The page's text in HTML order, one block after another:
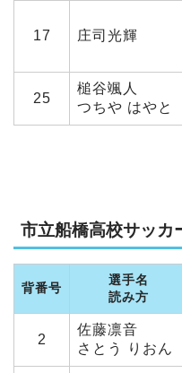
17 庄司光輝
25
槌谷颯人
つちや はやと
市立船橋高校サッカ
背番号
選手名
読み方
2
佐藤凛音
さとう りおん